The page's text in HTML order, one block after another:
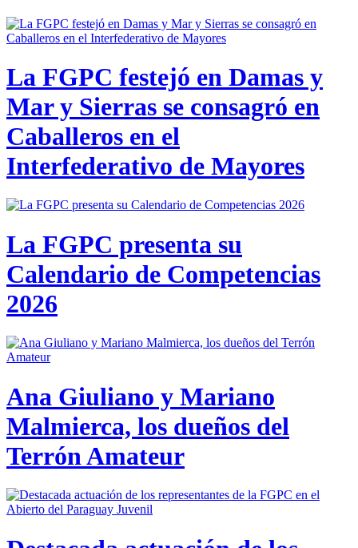
La FGPC festejó en Damas y
Mar y Sierras se consagró en
Caballeros en el
Interfederativo de Mayores
La FGPC presenta su
Calendario de Competencias
2026
Ana Giuliano y Mariano
Malmierca, los dueños del
Terrón Amateur